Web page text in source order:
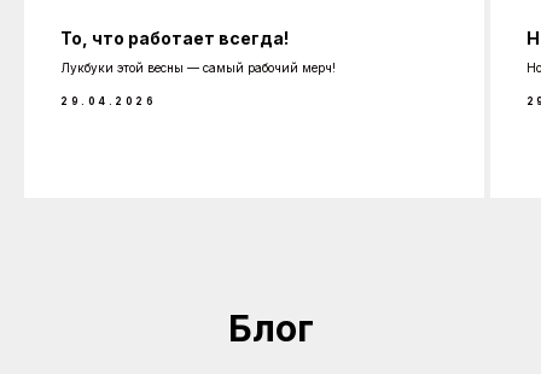
То, что работает всегда!
Лукбуки этой весны — самый рабочий мерч!
29.04.2026
Блог